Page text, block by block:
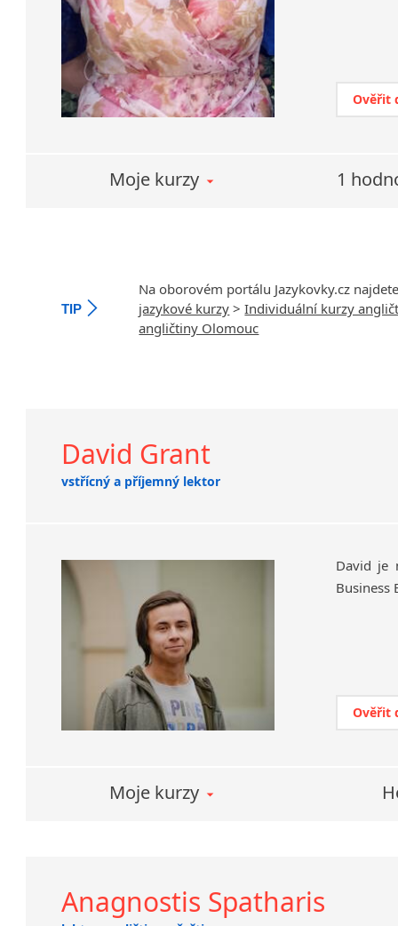
Ověřit
Moje kurzy 1
TIP
Na oborovém portálu Jazykovky.cz
jazykové kurzy >Individuální kurzy
angličtiny Olomouc
David Grant
vstřícný a příjemný lektor
David je
Business
Ověřit
Moje kurzy
Anagnostis Spatharis